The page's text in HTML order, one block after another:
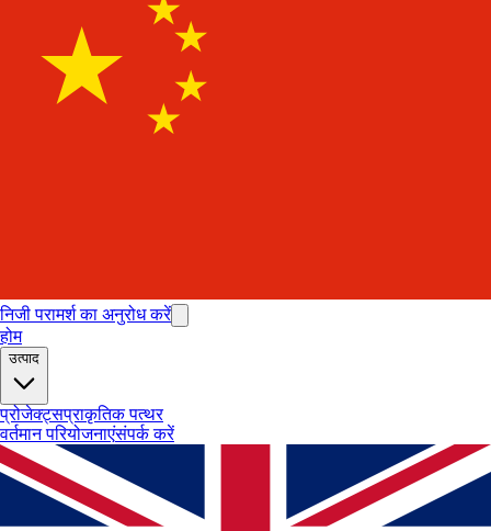
निजी परामर्श का अनुरोध करें
होम
उत्पाद
प्रोजेक्ट्सप्राकृतिक पत्थर
वर्तमान परियोजनाएंसंपर्क करें